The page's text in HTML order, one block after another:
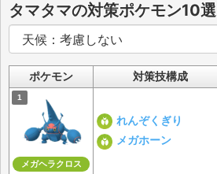
タマタマの対策ポケモン10選
ポケモン 対策技構成
メガヘラクロス
れんぞくぎり
メガホーン